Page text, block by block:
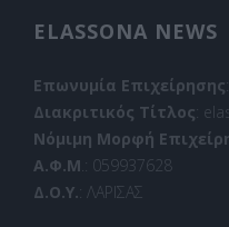
ELASSONA NEWS
Επωνυμία Επιχείρησης
Διακριτικός Τίτλος:
Νόμιμη Μορφή
Α.Φ.Μ.: 059937628
Δ.Ο.Υ.: ΛΑΡΙΣΑΣ